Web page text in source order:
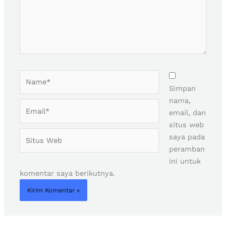
Web
Simpan
nama,
email, dan
situs web
saya pada
peramban
ini untuk
komentar saya berikutnya.